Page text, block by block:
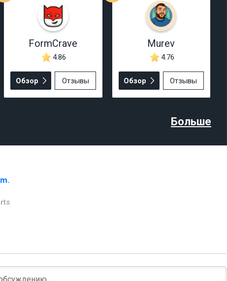
FormCrave
4.86
Обзор Отзывы
Murev
4.76
Обзор Отзывы
Больше